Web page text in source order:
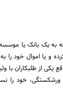
یک بانک یا
و یا اموال خود را
یکی از طلبکاران با
امور ورشکستگی،